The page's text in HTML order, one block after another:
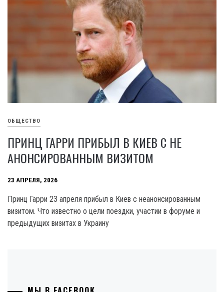
ОБЩЕСТВО
ПРИНЦ ГАРРИ ПРИБЫЛ В КИЕВ С НЕ
АНОНСИРОВАННЫМ ВИЗИТОМ
23 АПРЕЛЯ, 2026
Принц Гарри 23 апреля прибыл в Киев с неанонсированным
визитом. Что известно о цели поездки, участии в форуме и
предыдущих визитах в Украину